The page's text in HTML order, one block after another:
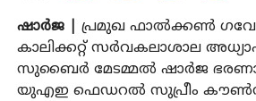
ഷാര്‍ജ |
പ്രമുഖ ഫാല്‍ക്കണ്‍
കാലിക്കറ്റ് സര്‍വകലാശാല
സുബൈര്‍ മേടമ്മല്‍ ഷാര്‍ജ
യുഎഇ ഫെഡറല്‍ സുപ്രീം